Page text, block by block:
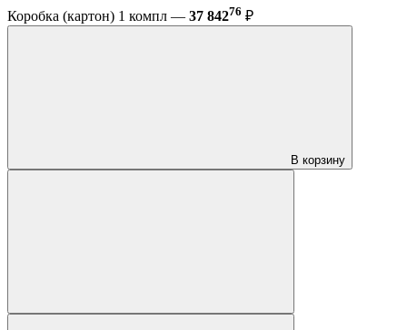
Коробка (картон) 1 компл — 37 84276 ₽
В корзину